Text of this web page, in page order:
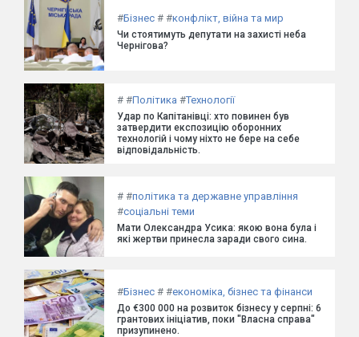
#Бізнес # #конфлікт, війна та мир
Чи стоятимуть депутати на захисті неба
Чернігова?
# #Політика #Технології
Удар по Капітанівці: хто повинен був
затвердити експозицію оборонних
технологій і чому ніхто не бере на себе
відповідальність.
# #політика та державне управління
#соціальні теми
Мати Олександра Усика: якою вона була і
які жертви принесла заради свого сина.
#Бізнес # #економіка, бізнес та фінанси
До €300 000 на розвиток бізнесу у серпні: 6
грантових ініціатив, поки "Власна справа"
призупинено.